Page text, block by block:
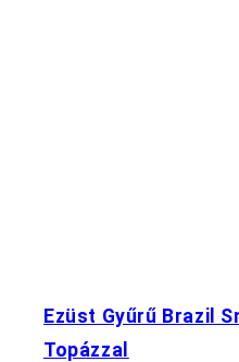
Ezüst Gyűrű Brazil
Topázzal